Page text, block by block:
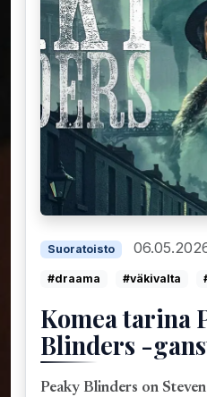
Suoratoisto
#draama #väkivalta
Komea tarina
Blinders -
Peaky Blinders on